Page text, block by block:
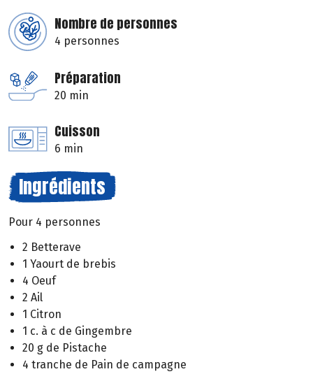
Nombre de personnes
4 personnes
Préparation
20 min
Cuisson
6 min
Ingrédients
Pour 4 personnes
2 Betterave
1 Yaourt de brebis
4 Oeuf
2 Ail
1 Citron
1 c. à c de Gingembre
20 g de Pistache
4 tranche de Pain de campagne